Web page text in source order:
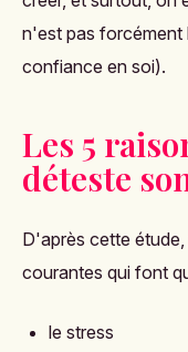
n'est pas forcément
confiance en soi).
Les 5
déteste
D'après cette
courantes qui font
le stress